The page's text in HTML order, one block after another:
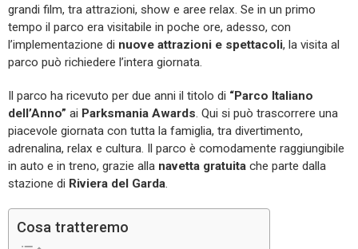
grandi film, tra attrazioni, show e aree relax. Se in un primo
tempo il parco era visitabile in poche ore, adesso, con
l’implementazione di nuove attrazioni e spettacoli, la visita al
parco può richiedere l’intera giornata.
Il parco ha ricevuto per due anni il titolo di “Parco Italiano
dell’Anno” ai Parksmania Awards. Qui si può trascorrere una
piacevole giornata con tutta la famiglia, tra divertimento,
adrenalina, relax e cultura. Il parco è comodamente raggiungibile
in auto e in treno, grazie alla navetta gratuita che parte dalla
stazione di Riviera del Garda.
Cosa tratteremo